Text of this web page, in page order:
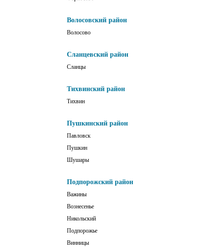
Волосовский район
Волосово
Сланцевский район
Сланцы
Тихвинский район
Тихвин
Пушкинский район
Павловск
Пушкин
Шушары
Подпорожский район
Важины
Вознесенье
Никольский
Подпорожье
Винницы